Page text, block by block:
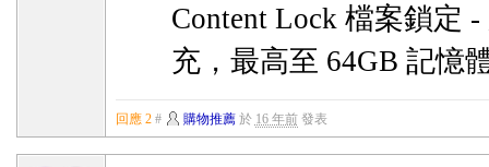
Content Lock 檔案鎖定
充，最高至 64GB 記憶
回應 2 # 購物推薦於 16 年前發表